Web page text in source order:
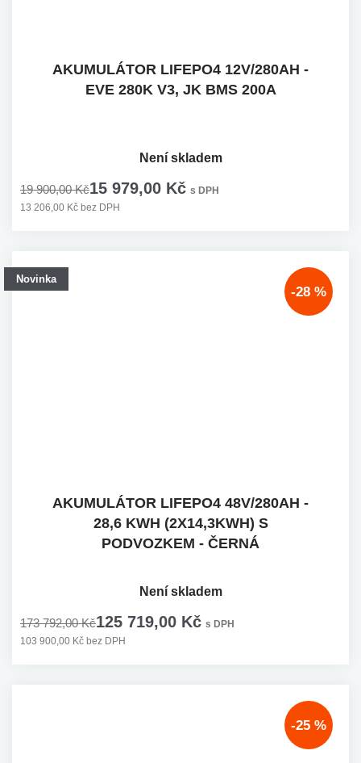
AKUMULÁTOR LIFEPO4 12V/280AH -
EVE 280K V3, JK BMS 200A
19 900,00 Kč15 979,00 Kč s DPH
13 206,00 Kč bez DPH
Není skladem
Novinka
-28 %
AKUMULÁTOR LIFEPO4 48V/280AH -
28,6 KWH (2X14,3KWH) S
PODVOZKEM - ČERNÁ
173 792,00 Kč125 719,00 Kč s DPH
103 900,00 Kč bez DPH
Není skladem
-25 %